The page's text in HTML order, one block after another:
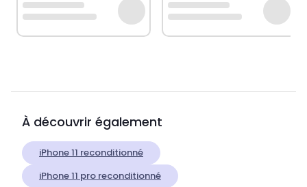
À découvrir également
iPhone 11 reconditionné
iPhone 11 pro reconditionné